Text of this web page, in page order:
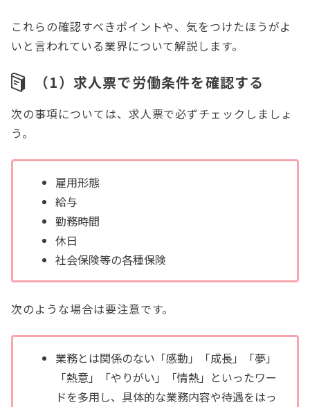
これらの確認すべきポイントや、気をつけたほうがよ
いと言われている業界について解説します。
（1）求人票で労働条件を確認する
次の事項については、求人票で必ずチェックしましょ
う。
雇用形態
給与
勤務時間
休日
社会保険等の各種保険
次のような場合は要注意です。
業務とは関係のない「感動」「成長」「夢」
「熱意」「やりがい」「情熱」といったワー
ドを多用し、具体的な業務内容や待遇をはっ